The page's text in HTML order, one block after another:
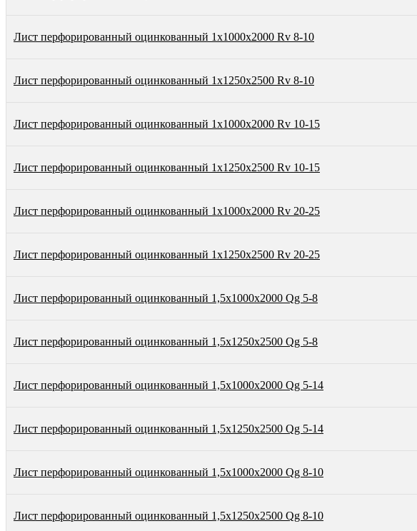
Лист перфорированный оцинкованный 1х1000х2000 Rv 8-10
Лист перфорированный оцинкованный 1х1250х2500 Rv 8-10
Лист перфорированный оцинкованный 1х1000х2000 Rv 10-15
Лист перфорированный оцинкованный 1х1250х2500 Rv 10-15
Лист перфорированный оцинкованный 1х1000х2000 Rv 20-25
Лист перфорированный оцинкованный 1х1250х2500 Rv 20-25
Лист перфорированный оцинкованный 1,5х1000х2000 Qg 5-8
Лист перфорированный оцинкованный 1,5х1250х2500 Qg 5-8
Лист перфорированный оцинкованный 1,5х1000х2000 Qg 5-14
Лист перфорированный оцинкованный 1,5х1250х2500 Qg 5-14
Лист перфорированный оцинкованный 1,5х1000х2000 Qg 8-10
Лист перфорированный оцинкованный 1,5х1250х2500 Qg 8-10